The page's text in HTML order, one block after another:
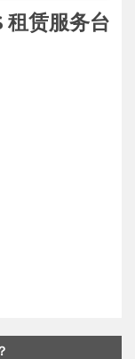
租赁服务台